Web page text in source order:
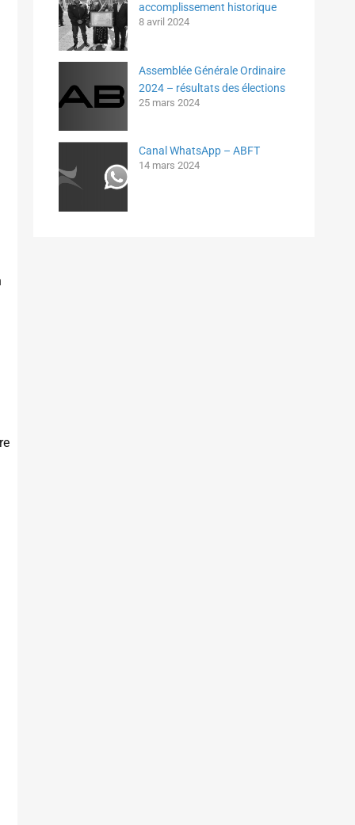
accomplissement historique
8 avril 2024
Assemblée Générale Ordinaire
2024 – résultats des élections
25 mars 2024
Canal WhatsApp – ABFT
14 mars 2024